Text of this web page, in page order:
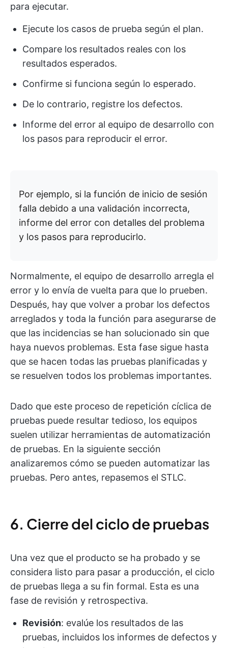
para ejecutar.
Ejecute los casos de prueba según el plan.
Compare los resultados reales con los
resultados esperados.
Confirme si funciona según lo esperado.
De lo contrario, registre los defectos.
Informe del error al equipo de desarrollo con
los pasos para reproducir el error.
Por ejemplo, si la función de inicio de sesión
falla debido a una validación incorrecta,
informe del error con detalles del problema
y los pasos para reproducirlo.
Normalmente, el equipo de desarrollo arregla el
error y lo envía de vuelta para que lo prueben.
Después, hay que volver a probar los defectos
arreglados y toda la función para asegurarse de
que las incidencias se han solucionado sin que
haya nuevos problemas. Esta fase sigue hasta
que se hacen todas las pruebas planificadas y
se resuelven todos los problemas importantes.
Dado que este proceso de repetición cíclica de
pruebas puede resultar tedioso, los equipos
suelen utilizar herramientas de automatización
de pruebas. En la siguiente sección
analizaremos cómo se pueden automatizar las
pruebas. Pero antes, repasemos el STLC.
6. Cierre del ciclo de pruebas
Una vez que el producto se ha probado y se
considera listo para pasar a producción, el ciclo
de pruebas llega a su fin formal. Esta es una
fase de revisión y retrospectiva.
Revisión: evalúe los resultados de las
pruebas, incluidos los informes de defectos y